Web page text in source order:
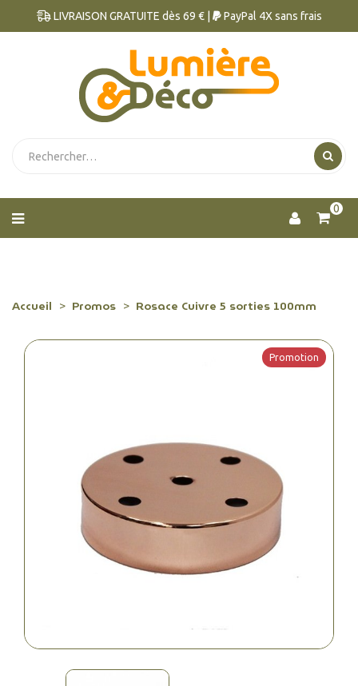
LIVRAISON GRATUITE dès 69 € | PayPal 4X sans frais
0
Accueil Promos Rosace Cuivre 5 sorties 100mm
Promotion